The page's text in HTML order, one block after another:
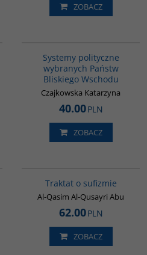
ZOBACZ
Systemy polityczne
wybranych Państw
Bliskiego Wschodu
Czajkowska Katarzyna
40.00PLN
ZOBACZ
Traktat o sufizmie
Al-Qasim Al-Qusayri Abu
62.00PLN
ZOBACZ